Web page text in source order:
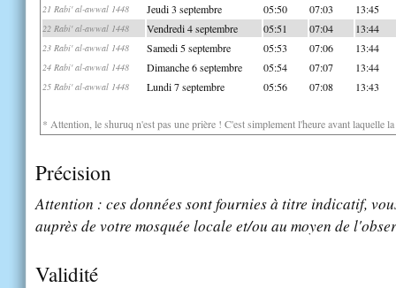
21 Rabi' al-awwal 1448 Jeudi 3 septembre 05:50 07:03 13:45
22 Rabi' al-awwal 1448 Vendredi 4 septembre 05:51 07:04 13:44
23 Rabi' al-awwal 1448 Samedi 5 septembre 05:53 07:06 13:44
24 Rabi' al-awwal 1448 Dimanche 6 septembre 05:54 07:07 13:44
25 Rabi' al-awwal 1448 Lundi 7 septembre 05:56 07:08 13:43
* Attention, le shuruq n'est pas une prière ! C'est simplement l'heure avant laquelle
Précision
Attention : ces données sont fournies à titre indicatif,
auprès de votre mosquée locale et/ou au moyen de
Validité